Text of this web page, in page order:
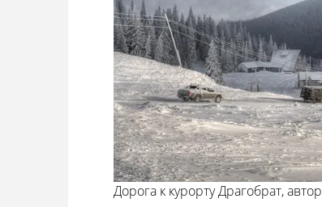
Дорога к курорту Драгобрат, автор